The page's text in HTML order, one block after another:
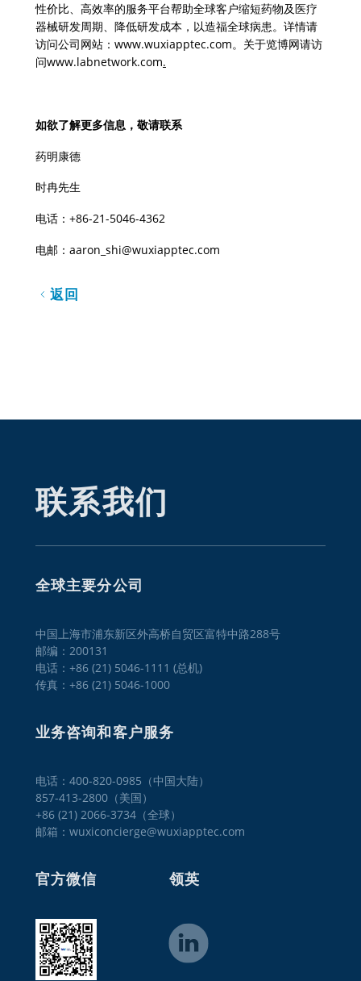
性价比、高效率的服务平台帮助全球客户缩短药物及医疗
器械研发周期、降低研发成本，以造福全球病患。详情请
访问公司网站： www.wuxiapptec.com。关于览博网请访
问www.labnetwork.com.
如欲了解更多信息，敬请联系
药明康德
时冉先生
电话：+86-21-5046-4362
电邮： aaron_shi@wuxiapptec.com
返回
联系我们
全球主要分公司
中国上海市浦东新区外高桥自贸区富特中路288号
邮编：200131
电话：+86 (21) 5046-1111 (总机)
传真：+86 (21) 5046-1000
业务咨询和客户服务
电话：400-820-0985（中国大陆）
857-413-2800（美国）
+86 (21) 2066-3734（全球）
邮箱：wuxiconcierge@wuxiapptec.com
官方微信 领英